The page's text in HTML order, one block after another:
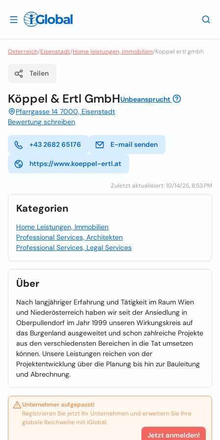
Osterreich/Eisenstadt/Home leistungen, immobilien/Koppel ertl gmbh
Teilen
Köppel & Ertl GmbHUnbeansprucht
Pfarrgasse 14 7000, Eisenstadt
Bewertung schreiben
+43 2682 65176 E-mail senden
https://www.koeppel-ertl.at
Zuletzt aktualisiert: 10/14/25, 8:53 PM
Kategorien
Home Leistungen, Immobilien
Professional Services, Architekten
Professional Services, Legal Services
Über
Nach langjähriger Erfahrung und Tätigkeit im Raum Wien
und Niederösterreich haben wir seit der Ansiedlung in
Oberpullendorf im Jahr 1999 unseren Wirkungskreis auf
das Burgenland ausgeweitet und schon zahlreiche Projekte
aus den verschiedensten Bereichen in die Tat umsetzen
können. Unsere Leistungen reichen von der
Projektentwicklung über die Planung bis hin zur Bauleitung
und Abrechnung.
Unternehmer aufgepasst!
Registrieren Sie jetzt Ihr Unternehmen und erweitern Sie Ihre
globale Reichweite mit iGlobal.
Jetzt anmelden!